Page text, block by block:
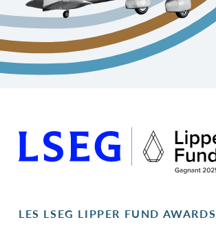
LES LSEG LIPPER FUND AWARDS